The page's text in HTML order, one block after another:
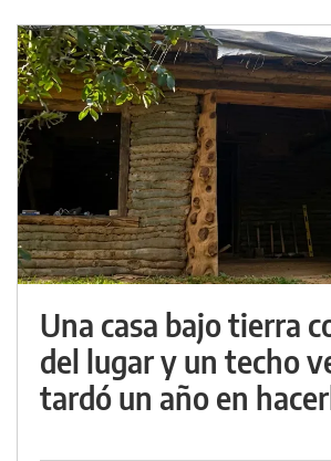
Una casa bajo tierra
del lugar y un techo
tardó un año en